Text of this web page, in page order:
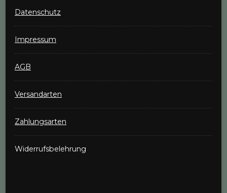
Datenschutz
Impressum
AGB
Versandarten
Zahlungsarten
Widerrufsbelehrung